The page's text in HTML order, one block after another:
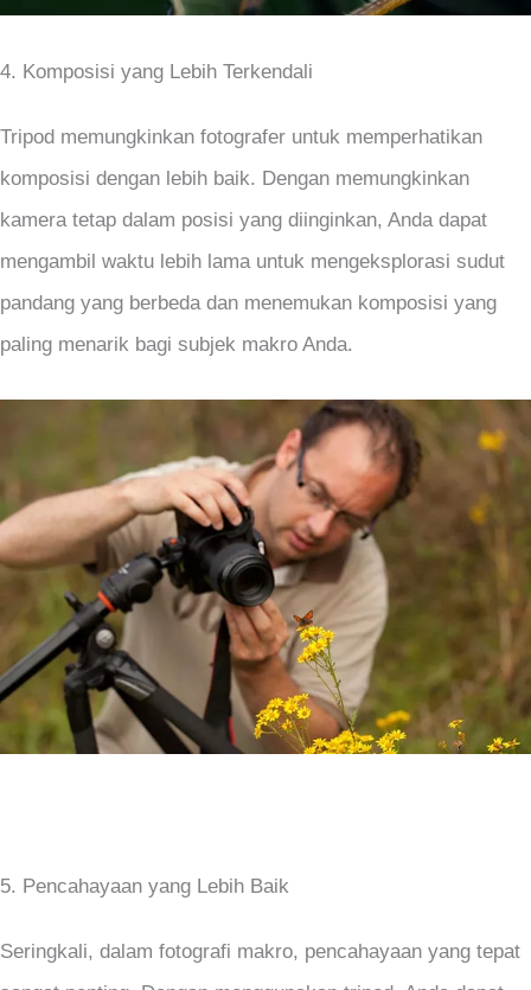
4. Komposisi yang Lebih Terkendali
Tripod memungkinkan fotografer untuk memperhatikan
komposisi dengan lebih baik. Dengan memungkinkan
kamera tetap dalam posisi yang diinginkan, Anda dapat
mengambil waktu lebih lama untuk mengeksplorasi sudut
pandang yang berbeda dan menemukan komposisi yang
paling menarik bagi subjek makro Anda.
5. Pencahayaan yang Lebih Baik
Seringkali, dalam fotografi makro, pencahayaan yang tepat